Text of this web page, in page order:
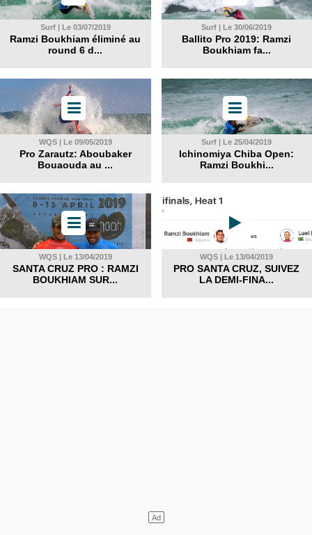
Surf | Le 03/07/2019
Ramzi Boukhiam éliminé au
round 6 d...
Surf | Le 30/06/2019
Ballito Pro 2019: Ramzi
Boukhiam fa...
WQS | Le 09/05/2019
Pro Zarautz: Aboubaker
Bouaouda au ...
Surf | Le 25/04/2019
Ichinomiya Chiba Open:
Ramzi Boukhi...
WQS | Le 13/04/2019
SANTA CRUZ PRO : RAMZI
BOUKHIAM SUR...
WQS | Le 13/04/2019
PRO SANTA CRUZ, SUIVEZ
LA DEMI-FINA...